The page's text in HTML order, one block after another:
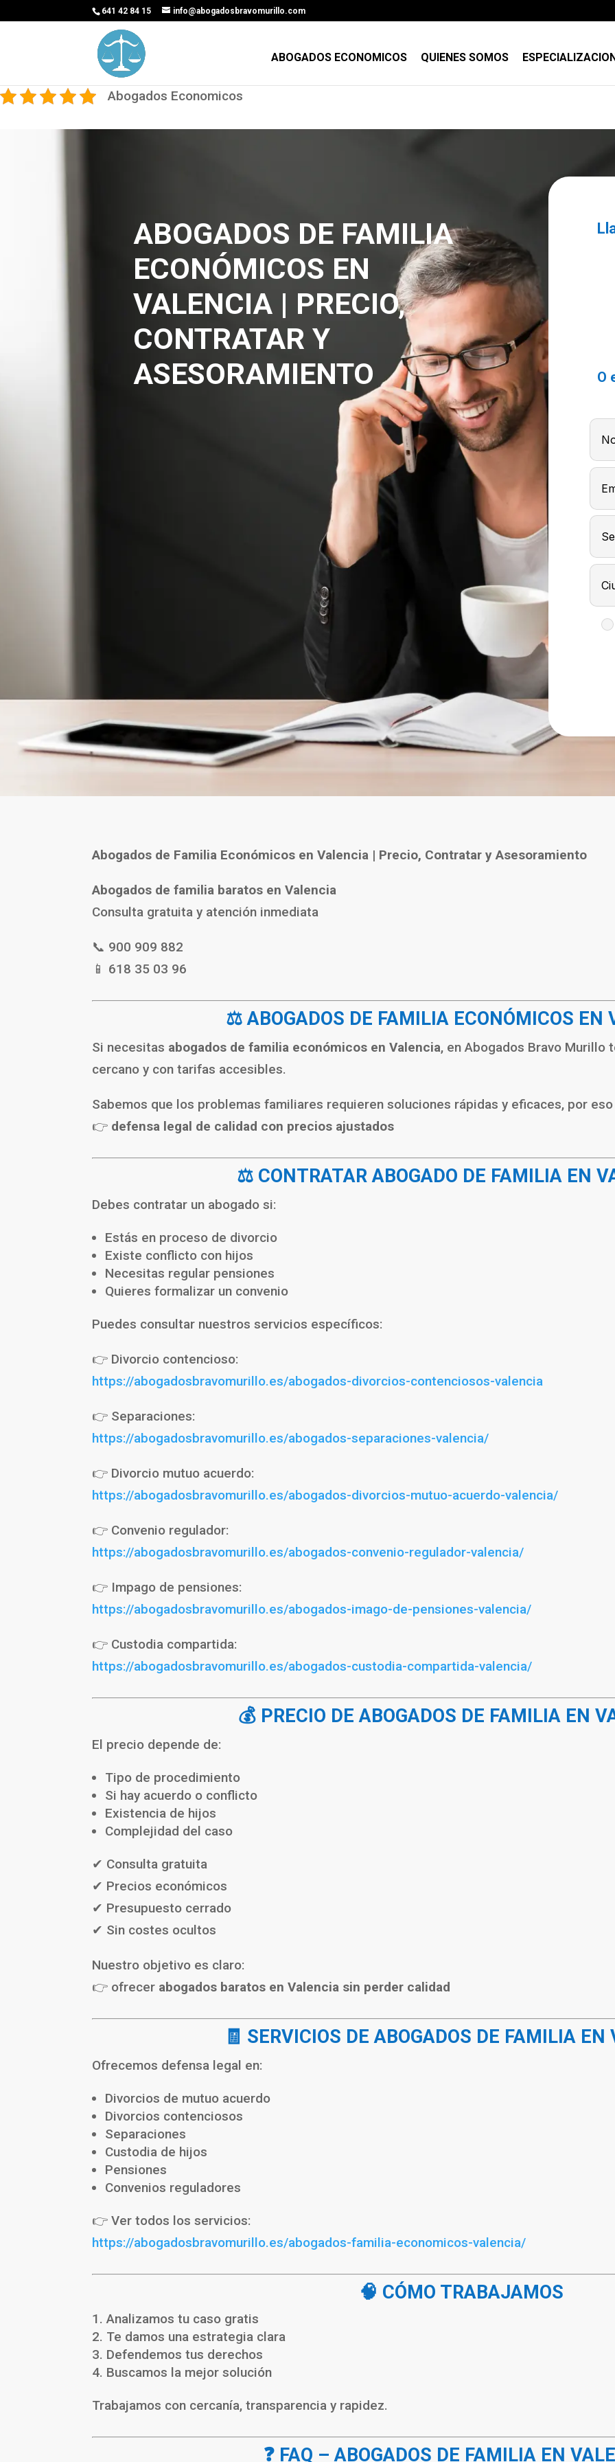
641 42 84 15 info@abogadosbravomurillo.com
ABOGADOS ECONOMICOS QUIENES SOMOS
Abogados Economicos
ABOGADOS DE FAMILIA
ECONÓMICOS EN
VALENCIA | PRECIO,
CONTRATAR Y
ASESORAMIENTO
O
Abogados de Familia Económicos enValencia | Precio, Contratar y Asesoramiento
Abogados de familia baratos en Valencia
Consulta gratuita y atención inmediata
📞 900 909 882
📱 618 35 03 96
⚖️ ABOGADOS DE FAMILIA ECONÓMICOS EN
Si necesitas abogados de familia económicos en Valencia, enAbogados Bravo Murillo
cercano y con tarifas accesibles.
Sabemos que los problemas familiares requieren soluciones rápidas y eficaces, por
👉 defensa legal de calidad con precios ajustados
⚖️ CONTRATAR ABOGADO DE FAMILIA EN
Debes contratar un abogado si:
Estás en proceso de divorcio
Existe conflicto con hijos
Necesitas regular pensiones
Quieres formalizar un convenio
Puedes consultar nuestros servicios específicos:
👉 Divorcio contencioso:
https://abogadosbravomurillo.es/abogados-divorcios-contenciosos-valencia
👉 Separaciones:
https://abogadosbravomurillo.es/abogados-separaciones-valencia/
👉 Divorcio mutuo acuerdo:
https://abogadosbravomurillo.es/abogados-divorcios-mutuo-acuerdo-valencia/
👉 Convenio regulador:
https://abogadosbravomurillo.es/abogados-convenio-regulador-valencia/
👉 Impago de pensiones:
https://abogadosbravomurillo.es/abogados-imago-de-pensiones-valencia/
👉 Custodia compartida:
https://abogadosbravomurillo.es/abogados-custodia-compartida-valencia/
💰 PRECIO DE ABOGADOS DE FAMILIA EN
El precio depende de:
Tipo de procedimiento
Si hay acuerdo o conflicto
Existencia de hijos
Complejidad del caso
✔ Consulta gratuita
✔ Precios económicos
✔ Presupuesto cerrado
✔ Sin costes ocultos
Nuestro objetivo es claro:
👉 ofrecer abogados baratos en Valencia sin perder calidad
🧾 SERVICIOS DE ABOGADOS DE FAMILIA EN
Ofrecemos defensa legal en:
Divorcios de mutuo acuerdo
Divorcios contenciosos
Separaciones
Custodia de hijos
Pensiones
Convenios reguladores
👉 Ver todos los servicios:
https://abogadosbravomurillo.es/abogados-familia-economicos-valencia/
🧠 CÓMO TRABAJAMOS
Analizamos tu caso gratis
Te damos una estrategia clara
Defendemos tus derechos
Buscamos la mejor solución
Trabajamos con cercanía, transparencia y rapidez.
❓ FAQ – ABOGADOS DE FAMILIA EN